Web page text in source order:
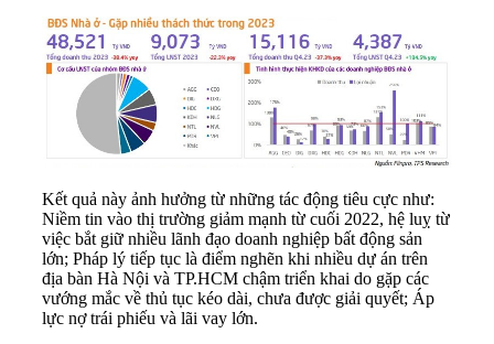
Kết quả này ảnh hưởng từ những tác động tiêu cực như:
Niềm tin vào thị trường giảm mạnh từ cuối 2022, hệ luỵ từ
việc bắt giữ nhiều lãnh đạo doanh nghiệp bất động sản
lớn; Pháp lý tiếp tục là điểm nghẽn khi nhiều dự án trên
địa bàn Hà Nội và TP.HCM chậm triển khai do gặp các
vướng mắc về thủ tục kéo dài, chưa được giải quyết; Áp
lực nợ trái phiếu và lãi vay lớn.